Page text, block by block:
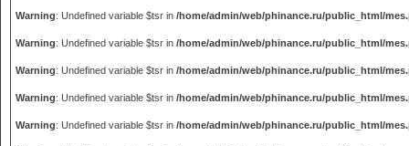
Warning: Undefined variable $tsr in /home/admin/web/phinance.ru/public_html/
Warning: Undefined variable $tsr in /home/admin/web/phinance.ru/public_html/
Warning: Undefined variable $tsr in /home/admin/web/phinance.ru/public_html/
Warning: Undefined variable $tsr in /home/admin/web/phinance.ru/public_html/
Warning: Undefined variable $tsr in /home/admin/web/phinance.ru/public_html/